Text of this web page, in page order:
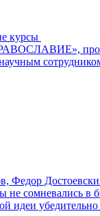
курсы
сомневались в
идеи